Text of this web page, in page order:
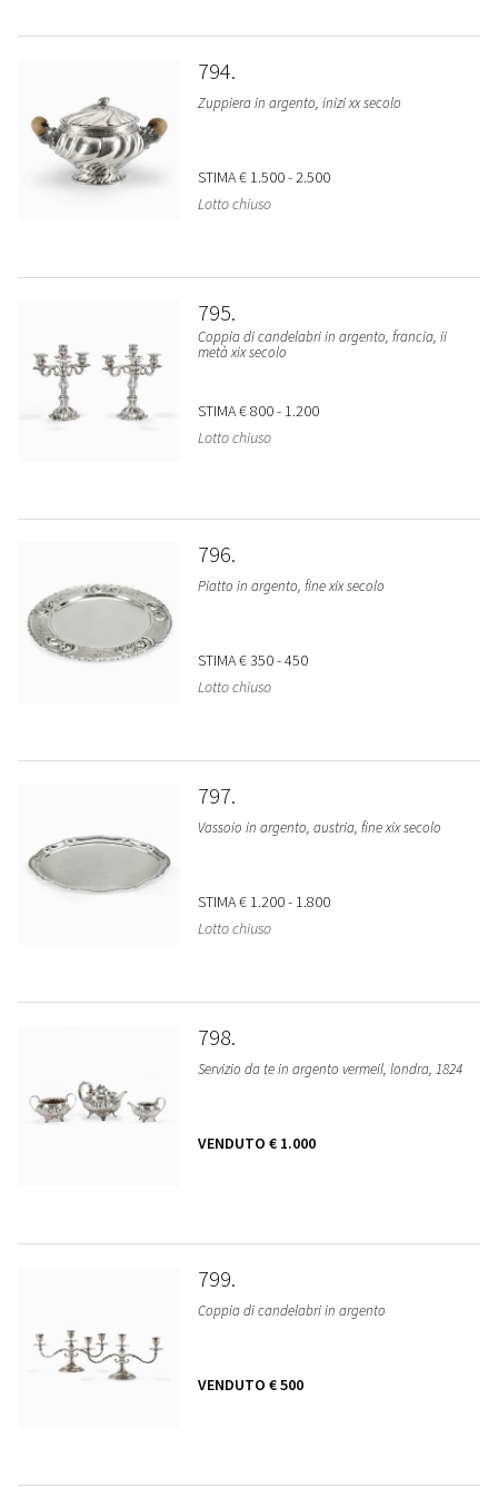
794
Zuppiera in argento, inizi xx secolo
STIMA€ 1.500 - 2.500
Lotto chiuso
795
Coppia di candelabri in argento, francia, ii
metà xix secolo
STIMA€ 800 - 1.200
Lotto chiuso
796
Piatto in argento, fine xix secolo
STIMA€ 350 - 450
Lotto chiuso
797
Vassoio in argento, austria, fine xix secolo
STIMA€ 1.200 - 1.800
Lotto chiuso
798
Servizio da te in argento vermeil, londra, 1824
VENDUTO € 1.000
799
Coppia di candelabri in argento
VENDUTO € 500